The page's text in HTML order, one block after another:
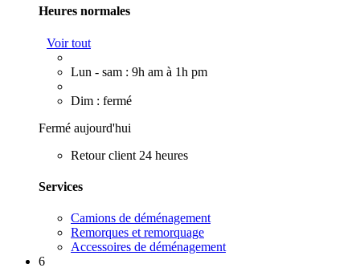
Heures normales
Voir tout
Lun - sam : 9h am à 1h pm
Dim : fermé
Fermé aujourd'hui
Retour client 24 heures
Services
Camions de déménagement
Remorques et remorquage
Accessoires de déménagement
6